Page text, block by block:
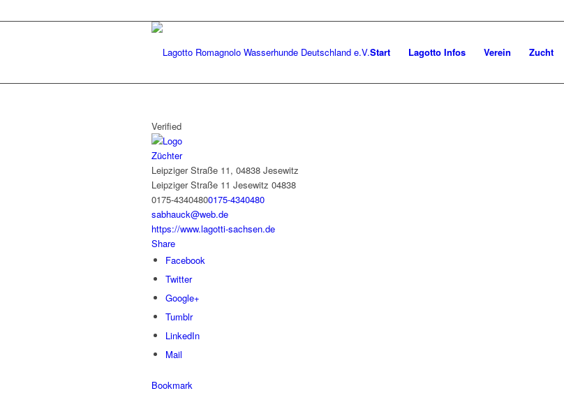
Start Lagotto Infos Verein Zucht
Verified
Züchter
Leipziger Straße 11, 04838 Jesewitz
Leipziger Straße 11 Jesewitz 04838
0175-43404800175-4340480
sabhauck@web.de
https://www.lagotti-sachsen.de
Share
Facebook
Twitter
Google+
Tumblr
LinkedIn
Mail
Bookmark